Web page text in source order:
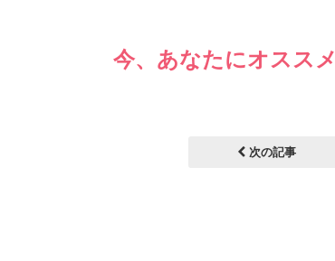
今、あなたにオススメ
次の記事